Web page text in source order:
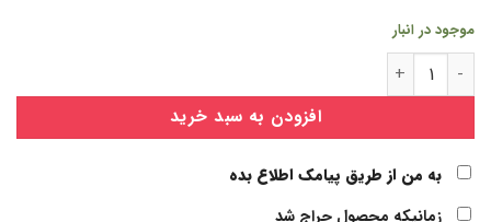
موجود در انبار
سیم لخت کن کلاغی اتوماتیک ELF عدد
افزودن به سبد خرید
به من از طریق پیامک اطلاع بده